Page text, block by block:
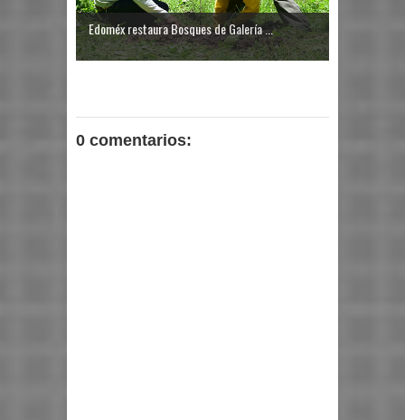
Edoméx restaura Bosques de Galería ...
0 comentarios: